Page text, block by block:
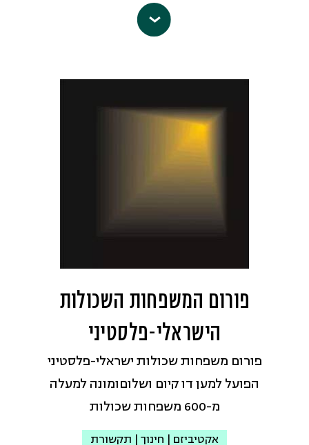
עמותת 'יוזמות אברהם'
יהודי-ערבי לשינוי חברתי ולקידום שילוב
חברה משגשגת, בטוחה וצודקת. הארגון
פועל לממש את הבטחת מגילת העצמאות
ל"שוויון זכויות חברתי ומדיני גמור לכל
אזרחיה, בלי הבדל דת, גזע ומין" ולהשתית
"אזרחות מלאה ושווה" ליהודים ולערבים
במדינה שהיא ביתו הלאומי של העם
info@abrahaminitiatives.org.il
עמוד הפייסבוק
פורום המשפחות השכולות
הישראלי-פלסטיני
פורום משפחות שכולות ישראלי-פלסטיני
הפועל למען דו קיום ושלוםומונה למעלה
מ-600 משפחות שכולות
אקטיביזם | חינוך | תקשורת